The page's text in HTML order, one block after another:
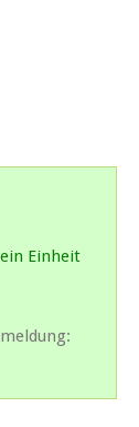
Einheit